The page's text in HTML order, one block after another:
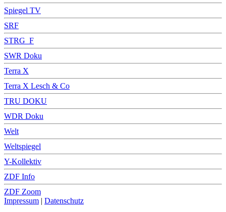
Spiegel TV
SRF
STRG_F
SWR Doku
Terra X
Terra X Lesch & Co
TRU DOKU
WDR Doku
Welt
Weltspiegel
Y-Kollektiv
ZDF Info
ZDF Zoom
Impressum | Datenschutz